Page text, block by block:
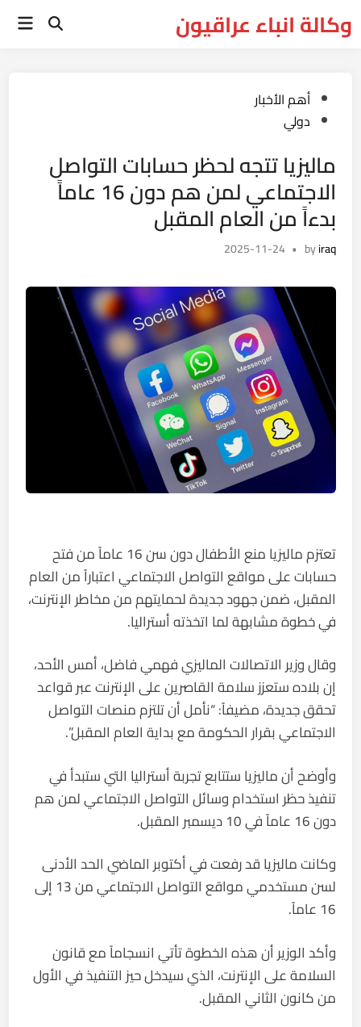
toوكالة انباء عراقيون Open
Posted
in
أهم الأخبار
دولي
ماليزيا تتجه لحظر حسابات التواصل
الاجتماعي لمن هم دون 16 عاماً
بدءاً من العام المقبل
byiraq
•
2025-11-24
تعتزم ماليزيا منع الأطفال دون سن 16 عاماً من فتح
حسابات على مواقع التواصل الاجتماعي اعتباراً من العام
المقبل، ضمن جهود جديدة لحمايتهم من مخاطر الإنترنت،
في خطوة مشابهة لما اتخذته أستراليا.
وقال وزير الاتصالات الماليزي فهمي فاضل، أمس الأحد،
إن بلاده ستعزز سلامة القاصرين على الإنترنت عبر قواعد
تحقق جديدة، مضيفاً: “نأمل أن تلتزم منصات التواصل
الاجتماعي بقرار الحكومة مع بداية العام المقبل”.
وأوضح أن ماليزيا ستتابع تجربة أستراليا التي ستبدأ في
تنفيذ حظر استخدام وسائل التواصل الاجتماعي لمن هم
دون 16 عاماً في 10 ديسمبر المقبل.
وكانت ماليزيا قد رفعت في أكتوبر الماضي الحد الأدنى
لسن مستخدمي مواقع التواصل الاجتماعي من 13 إلى
16 عاماً.
وأكد الوزير أن هذه الخطوة تأتي انسجاماً مع قانون
السلامة على الإنترنت، الذي سيدخل حيز التنفيذ في الأول
من كانون الثاني المقبل.